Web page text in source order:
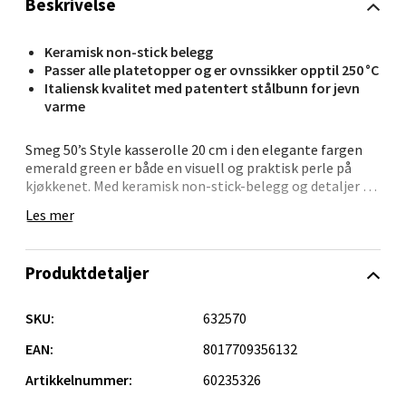
Beskrivelse
Keramisk non-stick belegg
Passer alle platetopper og er ovnssikker opptil 250 °C
Italiensk kvalitet med patentert stålbunn for jevn
varme
Smeg 50’s Style kasserolle 20 cm i den elegante fargen
emerald green er både en visuell og praktisk perle på
kjøkkenet. Med keramisk non-stick-belegg og detaljer i
funksjonalitet, laget i Italia for maksimal kvalitet.
matlaging, enten du lager sauser, koker melk eller små
inkludert induksjon – takket være en innovativ bunn i
komfortabel bruk, og glasslokket med dampventil gir
Les mer
Produktdetaljer
SKU:
632570
EAN:
8017709356132
Artikkelnummer:
60235326
Velg
Oppdal - Aunasenteret
Åpent i dag 10-19
0 i butikk